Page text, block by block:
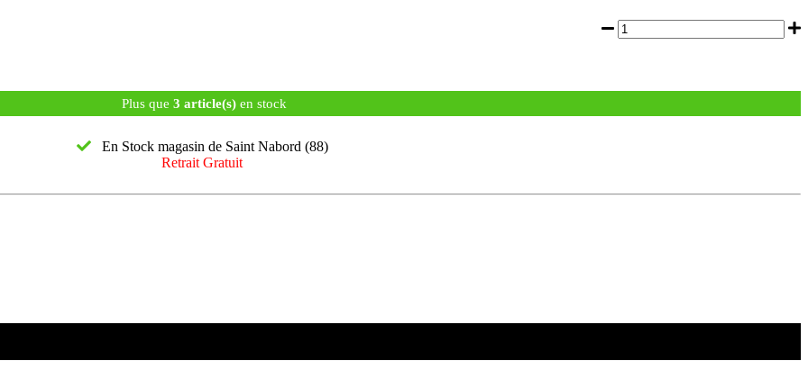
Plus que 3 article(s)en stock
En Stock magasin de Saint Nabord (88)
Retrait Gratuit